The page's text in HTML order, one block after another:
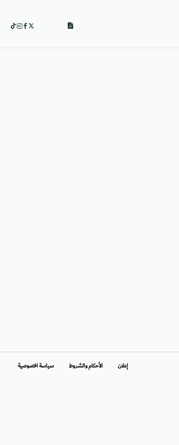
إعلان الأحكام والشروط سياسة الخصوصية